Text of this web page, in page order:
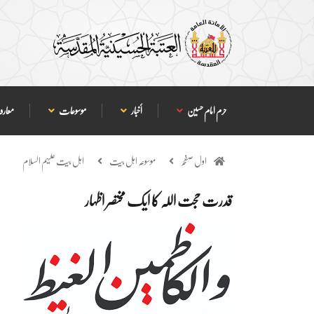
حرم امام حسین أخبار موسوعات
اول صفحہ موسوعہ اہل بیت اہل بیت علیہم السلام
قدرت حجت اللہ کا ایک مختصر اظہار